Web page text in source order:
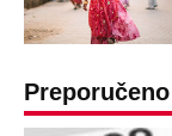
Preporučeno